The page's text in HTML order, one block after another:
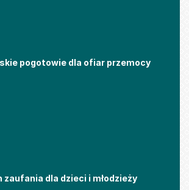
pogotowie dla ofiar przemocy
zaufania dla dzieci i młodzieży